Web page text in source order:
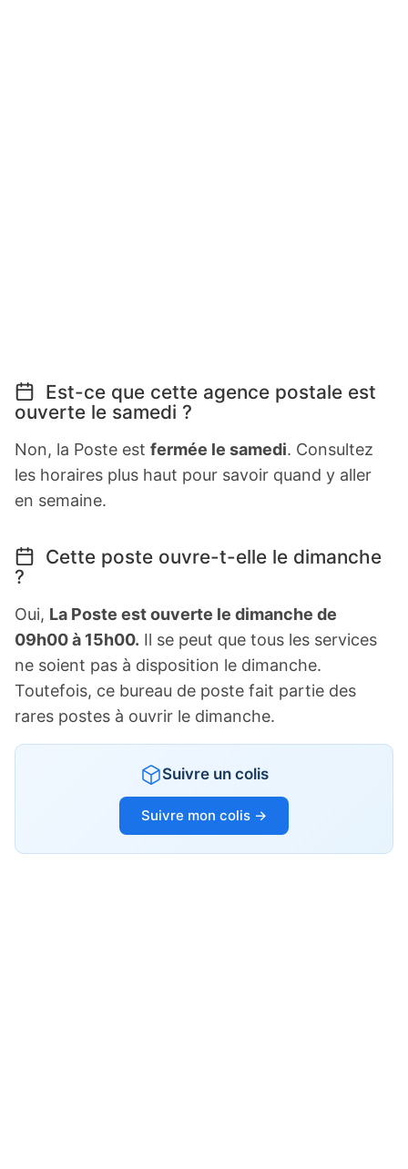
Est-ce que cette agence postale est
ouverte le samedi ?
Non, la Poste est fermée le samedi. Consultez
les horaires plus haut pour savoir quand y aller
en semaine.
Cette poste ouvre-t-elle le dimanche
?
Oui, La Poste est ouverte le dimanche de
09h00 à 15h00. Il se peut que tous les services
ne soient pas à disposition le dimanche.
Toutefois, ce bureau de poste fait partie des
rares postes à ouvrir le dimanche.
Suivre un colis
Suivre mon colis →